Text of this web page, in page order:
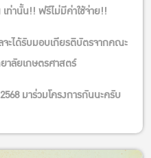
ท่านั้น!! ฟรีไม่มีค่าใช้จ่าย!!
ะได้รับมอบเกียรติบัตรจากคณะ
าลัยเกษตรศาสตร์
มาร่วมโครงการกันนะครับ